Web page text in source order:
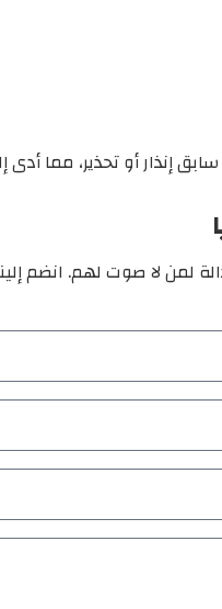
إنذار أو تحذير، مما
لمن لا صوت لهم. انضم